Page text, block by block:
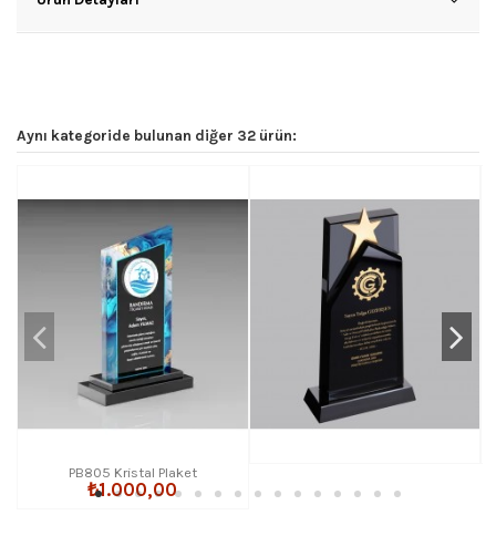
Aynı kategoride bulunan diğer 32 ürün:
PB805 Kristal Plaket
₺1.000,00